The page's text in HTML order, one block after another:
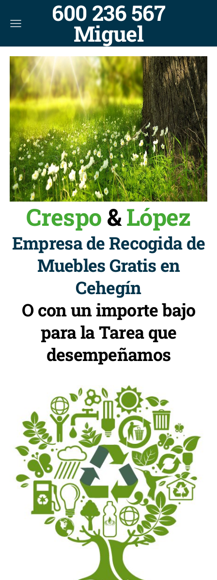
600 236 567
Miguel
Crespo &López
Empresa de Recogida de
Muebles Gratis en
Cehegín
O con un importe bajo
para la Tarea que
desempeñamos